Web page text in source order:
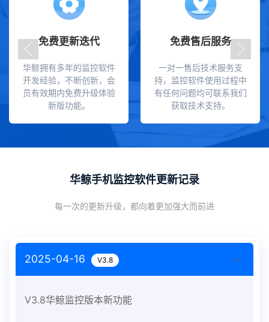
免费更新迭代
华鲸拥有多年的监控软件
开发经验，不断创新，会
员有效期内免费升级体验
新版功能。
免费售后服务
一对一售后技术服务支
持，监控软件使用过程中
有任何问题均可联系我们
获取技术支持。
华鲸手机监控软件更新记录
每一次的更新升级，都向着更加强大而前进
2025-04-16 V3.8
V3.8华鲸监控版本新功能